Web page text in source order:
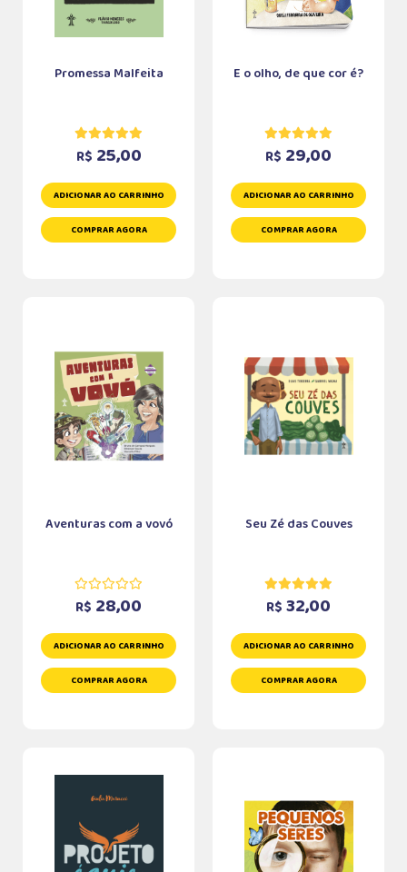
Promessa Malfeita
R$ 25,00
ADICIONAR AO CARRINHO
COMPRAR AGORA
E o olho, de que cor é?
R$ 29,00
ADICIONAR AO CARRINHO
COMPRAR AGORA
Aventuras com a vovó
R$ 28,00
ADICIONAR AO CARRINHO
COMPRAR AGORA
Seu Zé das Couves
R$ 32,00
ADICIONAR AO CARRINHO
COMPRAR AGORA